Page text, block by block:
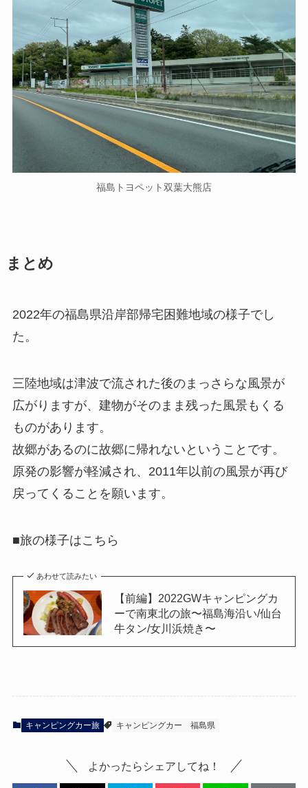
福島トヨペット双葉大熊店
まとめ
2022年の福島県沿岸部帰宅困難地域の様子でし
た。
三陸地域は津波で流された後のまっさらな風景が
広がりますが、建物がそのまま残った風景もくる
ものがあります。
故郷があるのに故郷に帰れないということです。
原発の影響が軽減され、2011年以前の風景が再び
戻ってくることを願います。
■旅の様子はこちら
あわせて読みたい
【前編】2022GWキャンピングカ
ーで南東北の旅〜福島海沿い/仙台
牛タン/女川浜焼き〜
キャンピングカー旅 キャンピングカー 福島県
よかったらシェアしてね！